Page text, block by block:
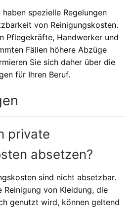
spezielle Regelungen
von Reinigungskosten.
Pflegekräfte, Handwerker und
Fällen höhere Abzüge
Sie sich daher über die
für Ihren Beruf.
private
absetzen?
sind nicht absetzbar.
Reinigung von Kleidung, die
genutzt wird, können geltend